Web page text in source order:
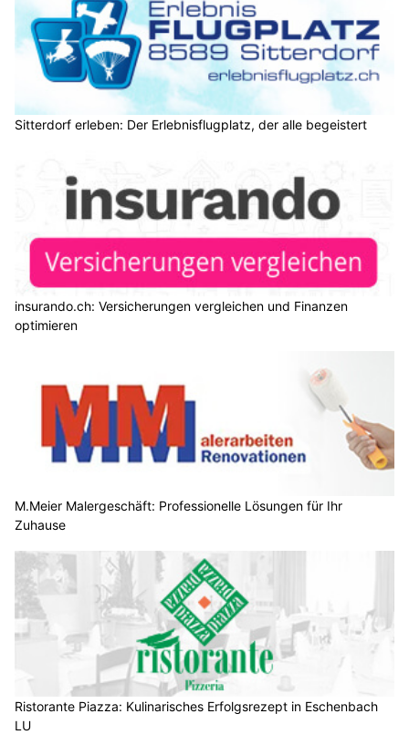
Sitterdorf erleben: Der Erlebnisflugplatz, der alle begeistert
insurando.ch: Versicherungen vergleichen und Finanzen
optimieren
M.Meier Malergeschäft: Professionelle Lösungen für Ihr
Zuhause
Ristorante Piazza: Kulinarisches Erfolgsrezept in Eschenbach
LU